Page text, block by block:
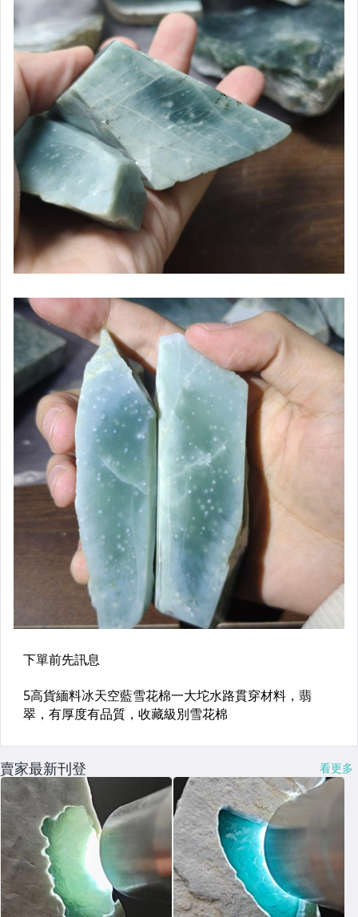
賣家最新刊登 看更多